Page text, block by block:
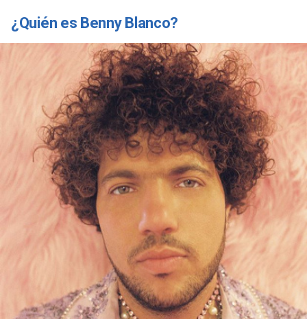
¿Quién es Benny Blanco?